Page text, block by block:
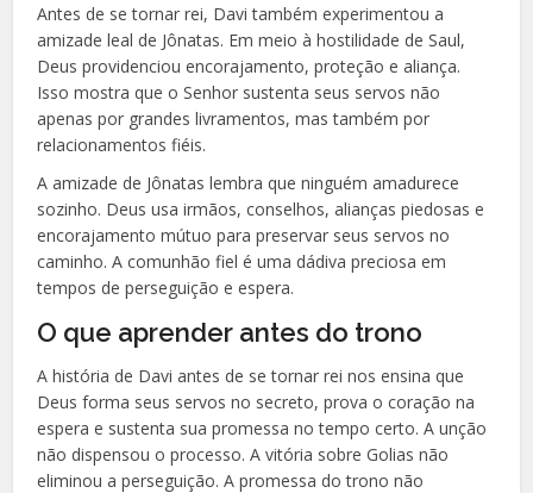
Antes de se tornar rei, Davi também experimentou a
amizade leal de Jônatas. Em meio à hostilidade de Saul,
Deus providenciou encorajamento, proteção e aliança.
Isso mostra que o Senhor sustenta seus servos não
apenas por grandes livramentos, mas também por
relacionamentos fiéis.
A amizade de Jônatas lembra que ninguém amadurece
sozinho. Deus usa irmãos, conselhos, alianças piedosas e
encorajamento mútuo para preservar seus servos no
caminho. A comunhão fiel é uma dádiva preciosa em
tempos de perseguição e espera.
O que aprender antes do trono
A história de Davi antes de se tornar rei nos ensina que
Deus forma seus servos no secreto, prova o coração na
espera e sustenta sua promessa no tempo certo. A unção
não dispensou o processo. A vitória sobre Golias não
eliminou a perseguição. A promessa do trono não